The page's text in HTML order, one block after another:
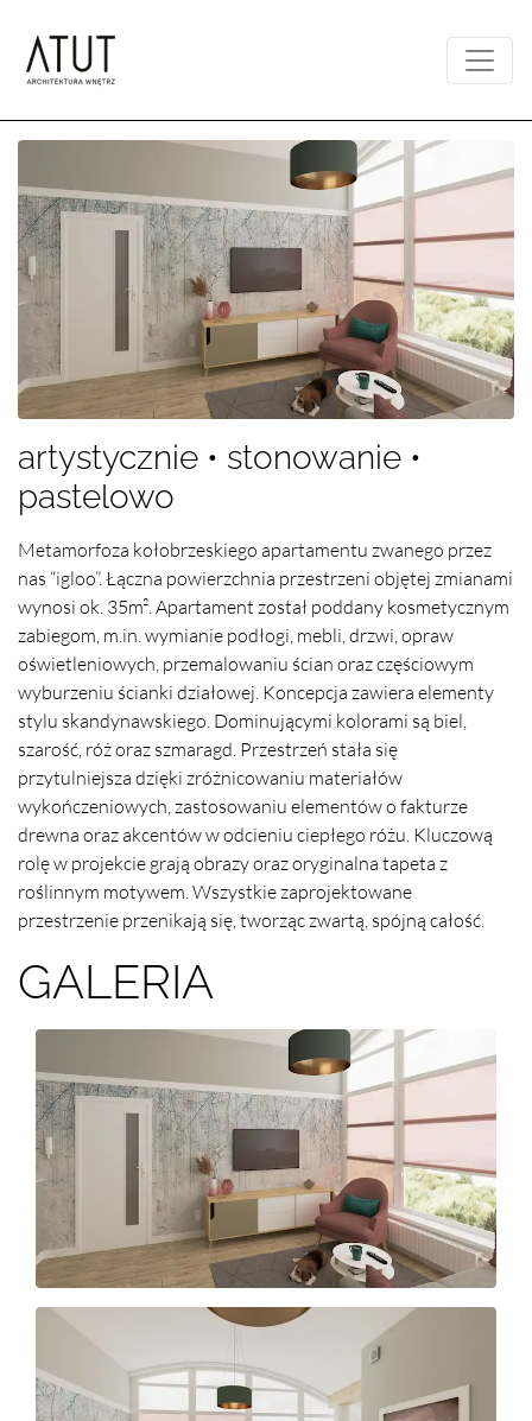
artystycznie • stonowanie •
pastelowo
Metamorfoza kołobrzeskiego apartamentu zwanego przez
nas “igloo”. Łączna powierzchnia przestrzeni objętej zmianami
wynosi ok. 35m². Apartament został poddany kosmetycznym
zabiegom, m.in. wymianie podłogi, mebli, drzwi, opraw
oświetleniowych, przemalowaniu ścian oraz częściowym
wyburzeniu ścianki działowej. Koncepcja zawiera elementy
stylu skandynawskiego. Dominującymi kolorami są biel,
szarość, róż oraz szmaragd. Przestrzeń stała się
przytulniejsza dzięki zróżnicowaniu materiałów
wykończeniowych, zastosowaniu elementów o fakturze
drewna oraz akcentów w odcieniu ciepłego różu. Kluczową
rolę w projekcie grają obrazy oraz oryginalna tapeta z
roślinnym motywem. Wszystkie zaprojektowane
przestrzenie przenikają się, tworząc zwartą, spójną całość.
GALERIA